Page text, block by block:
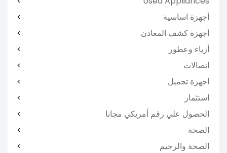
أجهزة اساسية
أجهزة كشف المعادن
أزياء وعطور
اتصالات
اجهزة تجميل
استثمار
الحصول علي رقم أمريكي مجانا
الصحة
الصحة والرجيم